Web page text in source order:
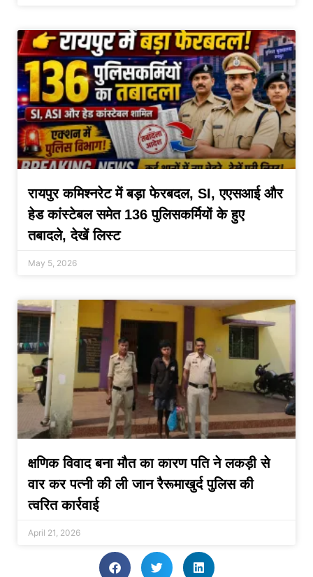
रायपुर कमिश्नरेट में बड़ा फेरबदल, SI, एएसआई और
हेड कांस्टेबल समेत 136 पुलिसकर्मियों के हुए
तबादले, देखें लिस्ट
May 5, 2026
क्षणिक विवाद बना मौत का कारण पति ने लकड़ी से
वार कर पत्नी की ली जान रैरूमाखुर्द पुलिस की
त्वरित कार्रवाई
April 21, 2026